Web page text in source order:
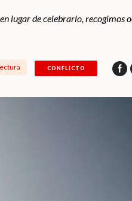
lugar de celebrarlo, recogimos
CONFLICTO